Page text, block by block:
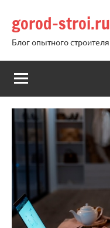
содержимому
gorod-stroi.ru
Блог опытного строителя